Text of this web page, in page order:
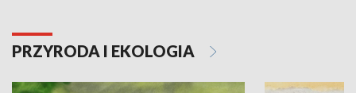
PRZYRODA I EKOLOGIA